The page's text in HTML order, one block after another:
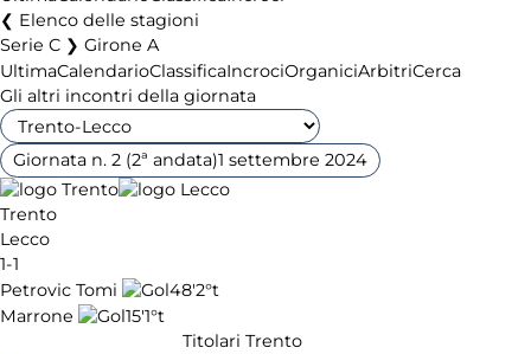
Elenco delle stagioni
Serie C ❯ Girone A
UltimaCalendarioClassificaIncrociOrganiciArbitriCerca
Gli altri incontri della giornata
Giornata n. 2 (2ª andata)1 settembre 2024
Trento
Lecco
1-1
Petrovic Tomi
48'2°t
Marrone
15'1°t
Titolari Trento